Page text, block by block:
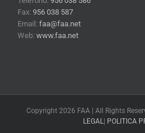
Fax: 956 038 587
Email: faa@faa.net
Web: www.faa.net
Copyright 2026 FAA | All Rights
LEGAL | POLITICA